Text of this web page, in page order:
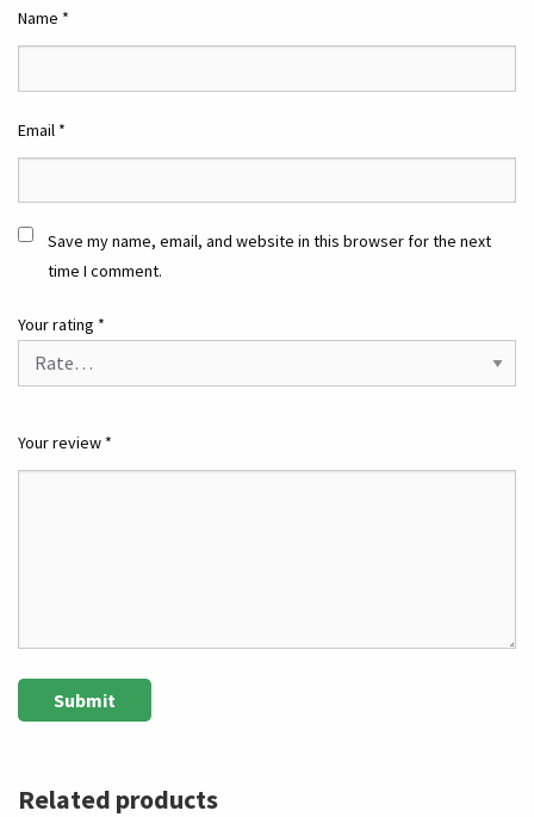
Name *
Email *
Save my name, email, and website in this browser for the next
time I comment.
Your rating *
Your review *
Related products